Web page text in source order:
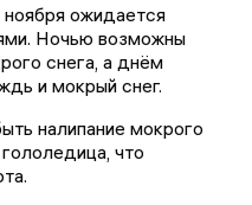
ожидается
Ночью возможны
снега, а днём
и мокрый снег.
налипание мокрого
что